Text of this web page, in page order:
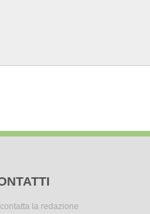
contatta la redazione